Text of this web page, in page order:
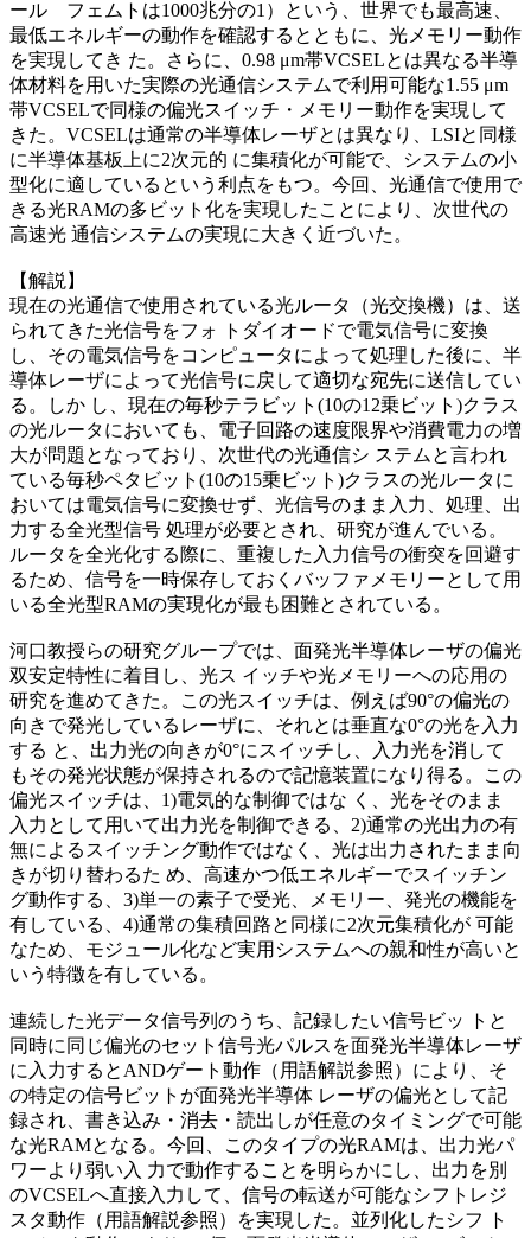
ール フェムトは1000兆分の1）という、世界でも最高速、
最低エネルギーの動作を確認するとともに、光メモリー動作
を実現してき た。さらに、0.98 μm帯VCSELとは異なる半導
体材料を用いた実際の光通信システムで利用可能な1.55 μm
帯VCSELで同様の偏光スイッチ・メモリー動作を実現して
きた。VCSELは通常の半導体レーザとは異なり、LSIと同様
に半導体基板上に2次元的 に集積化が可能で、システムの小
型化に適しているという利点をもつ。今回、光通信で使用で
きる光RAMの多ビット化を実現したことにより、次世代の
高速光 通信システムの実現に大きく近づいた。
【解説】
現在の光通信で使用されている光ルータ（光交換機）は、送
られてきた光信号をフォ トダイオードで電気信号に変換
し、その電気信号をコンピュータによって処理した後に、半
導体レーザによって光信号に戻して適切な宛先に送信してい
る。しか し、現在の毎秒テラビット(10の12乗ビット)クラス
の光ルータにおいても、電子回路の速度限界や消費電力の増
大が問題となっており、次世代の光通信シ ステムと言われ
ている毎秒ペタビット(10の15乗ビット)クラスの光ルータに
おいては電気信号に変換せず、光信号のまま入力、処理、出
力する全光型信号 処理が必要とされ、研究が進んでいる。
ルータを全光化する際に、重複した入力信号の衝突を回避す
るため、信号を一時保存しておくバッファメモリーとして用
いる全光型RAMの実現化が最も困難とされている。
河口教授らの研究グループでは、面発光半導体レーザの偏光
双安定特性に着目し、光ス イッチや光メモリーへの応用の
研究を進めてきた。この光スイッチは、例えば90°の偏光の
向きで発光しているレーザに、それとは垂直な0°の光を入力
する と、出力光の向きが0°にスイッチし、入力光を消して
もその発光状態が保持されるので記憶装置になり得る。この
偏光スイッチは、1)電気的な制御ではな く、光をそのまま
入力として用いて出力光を制御できる、2)通常の光出力の有
無によるスイッチング動作ではなく、光は出力されたまま向
きが切り替わるた め、高速かつ低エネルギーでスイッチン
グ動作する、3)単一の素子で受光、メモリー、発光の機能を
有している、4)通常の集積回路と同様に2次元集積化が 可能
なため、モジュール化など実用システムへの親和性が高いと
いう特徴を有している。
連続した光データ信号列のうち、記録したい信号ビッ トと
同時に同じ偏光のセット信号光パルスを面発光半導体レーザ
に入力するとANDゲート動作（用語解説参照）により、そ
の特定の信号ビットが面発光半導体 レーザの偏光として記
録され、書き込み・消去・読出しが任意のタイミングで可能
な光RAMとなる。今回、このタイプの光RAMは、出力光パ
ワーより弱い入 力で動作することを明らかにし、出力を別
のVCSELへ直接入力して、信号の転送が可能なシフトレジ
スタ動作（用語解説参照）を実現した。並列化したシフ ト